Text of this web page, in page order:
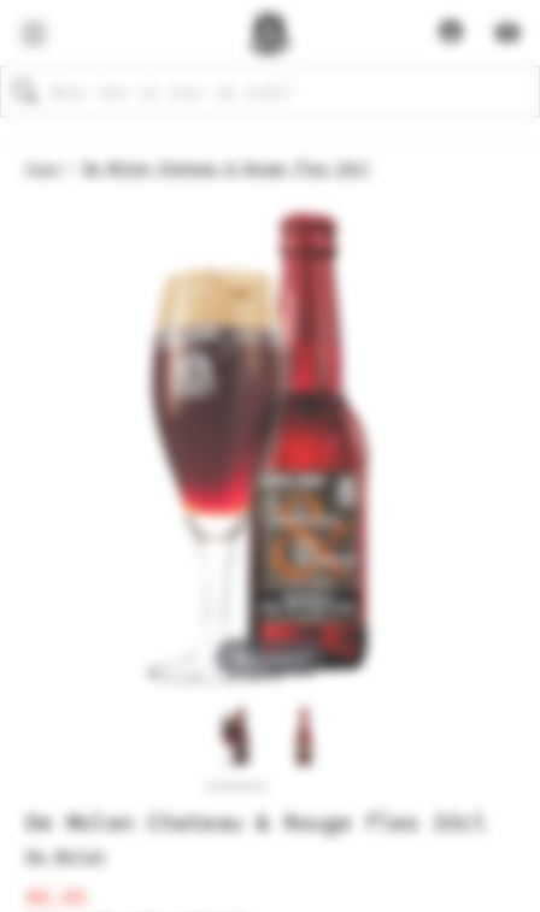
Zoeken
Home De Molen Chateau & Rouge fles 33cl
Tap to expand
De Molen Chateau & Rouge fles 33cl
De Molen
€6.95